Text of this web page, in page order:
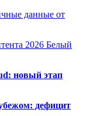
данные от
2026 Белый
новый этап
дефицит